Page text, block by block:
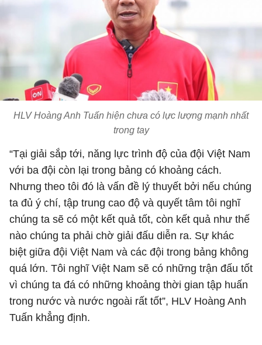
HLV Hoàng Anh Tuấn hiện chưa có lực lượng mạnh nhất
trong tay
“Tại giải sắp tới, năng lực trình độ của đội Việt Nam
với ba đội còn lại trong bảng có khoảng cách.
Nhưng theo tôi đó là vấn đề lý thuyết bởi nếu chúng
ta đủ ý chí, tập trung cao độ và quyết tâm tôi nghĩ
chúng ta sẽ có một kết quả tốt, còn kết quả như thế
nào chúng ta phải chờ giải đấu diễn ra. Sự khác
biệt giữa đội Việt Nam và các đội trong bảng không
quá lớn. Tôi nghĩ Việt Nam sẽ có những trận đấu tốt
vì chúng ta đá có những khoảng thời gian tập huấn
trong nước và nước ngoài rất tốt”, HLV Hoàng Anh
Tuấn khẳng định.